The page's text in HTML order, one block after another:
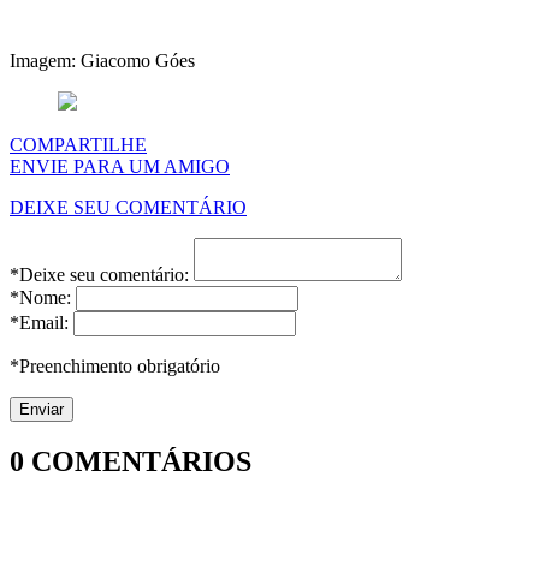
Imagem: Giacomo Góes
COMPARTILHE
ENVIE PARA UM AMIGO
DEIXE SEU COMENTÁRIO
*Deixe seu comentário:
*Nome:
*Email:
*Preenchimento obrigatório
0 COMENTÁRIOS